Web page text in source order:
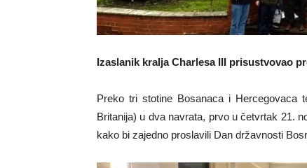
Izaslanik kralja Charlesa III prisustvovao
Preko tri stotine Bosanaca i Hercegovaca
Britanija) u dva navrata, prvo u četvrtak 21.
kako bi zajedno proslavili Dan državnosti